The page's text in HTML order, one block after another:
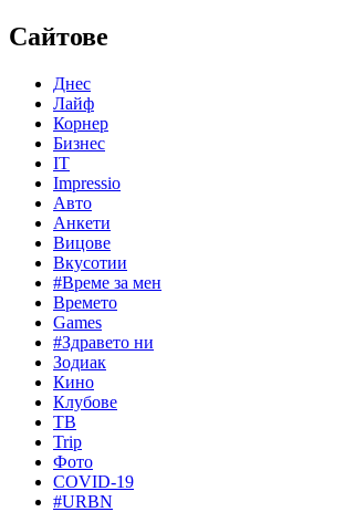
Сайтове
Днес
Лайф
Корнер
Бизнес
IT
Impressio
Авто
Анкети
Вицове
Вкусотии
#Време за мен
Времето
Games
#Здравето ни
Зодиак
Кино
Клубове
ТВ
Trip
Фото
COVID-19
#URBN